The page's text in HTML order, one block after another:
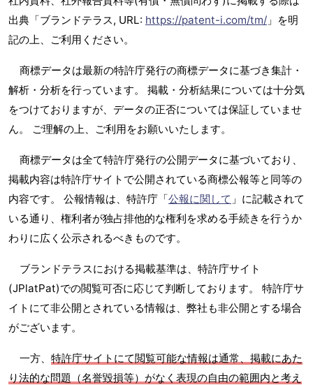
出典「ブランドテラス, URL: https://patent-i.com/tm/ 」を明
記の上、ご利用ください。
商標データは最新の特許庁発行の商標データに基づき集計・
解析・分析を行っています。 掲載・分析結果については十分気
をつけておりますが、データの正否については保証していませ
ん。 ご理解の上、ご利用をお願いいたします。
商標データは全て特許庁発行の公開データに基づいており、
掲載内容は特許庁サイトで公開されている商標公報等と同等の
内容です。 公報情報は、特許庁「公報に関して 」に記載されて
いる通り、権利者が独占排他的な権利を求める手続きを行うか
わりに広く公示されるべきものです。
ブランドテラスにおける掲載基準は、特許庁サイト
(JPlatPat)での閲覧可否に応じて判断しております。 特許庁サ
イトにて非公開とされている情報は、弊社も非公開とする場合
がございます。
一方、 特許庁サイトにて閲覧可能な情報は通常、掲載にあた
り法的な問題（名誉毀損等）がなく表現の自由の範囲内と考え